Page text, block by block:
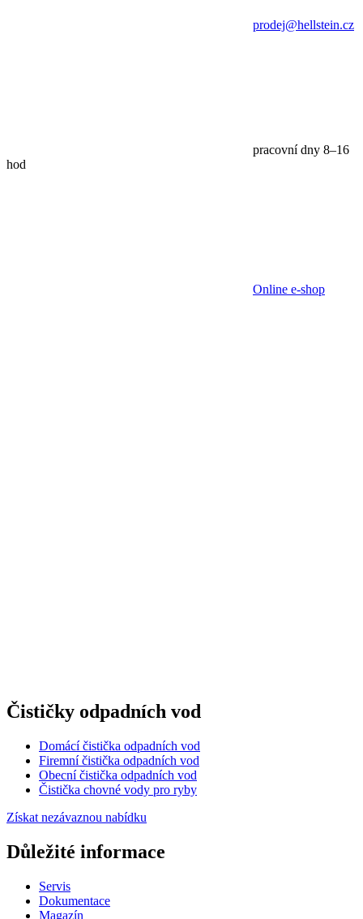
prodej@hellstein.cz
pracovní dny 8–16
hod
Online e-shop
Čističky odpadních vod
Domácí čistička odpadních vod
Firemní čistička odpadních vod
Obecní čistička odpadních vod
Čistička chovné vody pro ryby
Získat nezávaznou nabídku
Důležité informace
Servis
Dokumentace
Magazín